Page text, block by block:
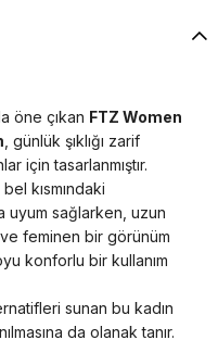
öne çıkan FTZ Women
, günlük şıklığı zarif
için tasarlanmıştır.
kısmındaki
uyum sağlarken, uzun
feminen bir görünüm
konforlu bir kullanım
sunan bu kadın
da olanak tanır.